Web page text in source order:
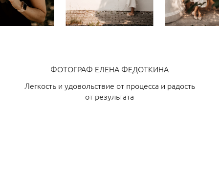
ФОТОГРАФ ЕЛЕНА ФЕДОТКИНА
Легкость и удовольствие от процесса и радость
от результата